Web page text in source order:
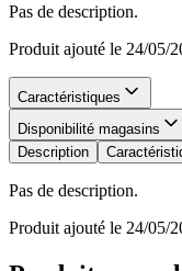
Pas de description.
Produit ajouté le 24/05/
Caractéristiques
Disponibilité magasins
Description
Pas de description.
Produit ajouté le 24/05/